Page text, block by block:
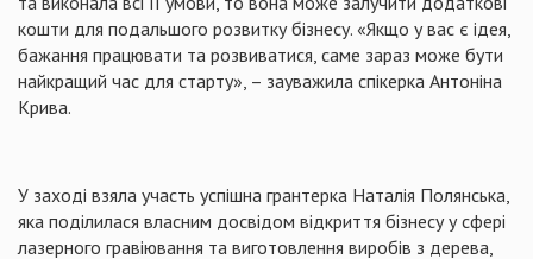
кошти для подальшого розвитку бізнесу. «Якщо у вас є ідея,
бажання працювати та розвиватися, саме зараз може бути
найкращий час для старту», – зауважила спікерка Антоніна
Крива.
У заході взяла участь успішна грантерка Наталія Полянська,
яка поділилася власним досвідом відкриття бізнесу у сфері
лазерного гравіювання та виготовлення виробів з дерева,